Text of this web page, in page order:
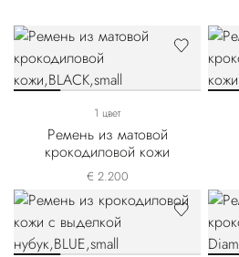
1 цвет
Ремень из матовой
крокодиловой кожи
€ 2.200